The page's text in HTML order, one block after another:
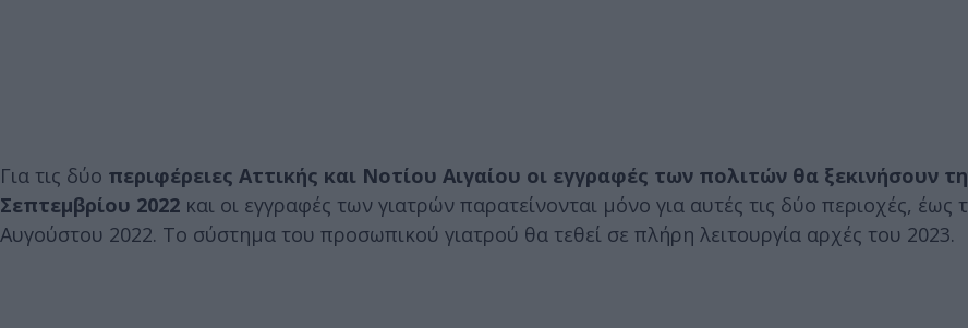
Για τις δύο περιφέρειες Αττικής και Νοτίου Αιγαίου οι εγγραφές των πολιτών θα ξεκινήσουν
Σεπτεμβρίου 2022 και οι εγγραφές των γιατρών παρατείνονται μόνο για αυτές τις δύο περιοχές, έως
Αυγούστου 2022. Το σύστημα του προσωπικού γιατρού θα τεθεί σε πλήρη λειτουργία αρχές του 2023.